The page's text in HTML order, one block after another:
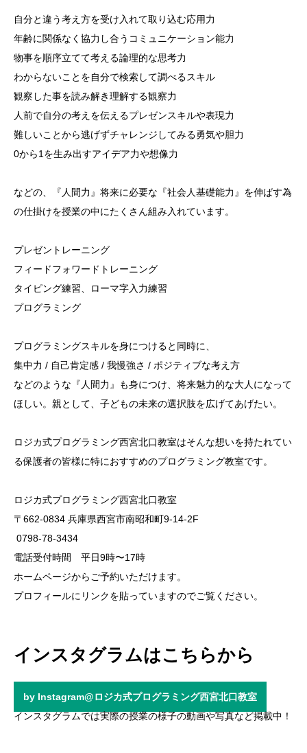
自分と違う考え方を受け入れて取り込む応用力
年齢に関係なく協力し合うコミュニケーション能力
物事を順序立てて考える論理的な思考力
わからないことを自分で検索して調べるスキル
観察した事を読み解き理解する観察力
人前で自分の考えを伝えるプレゼンスキルや表現力
難しいことから逃げずチャレンジしてみる勇気や胆力
0から1を生み出すアイデア力や想像力
などの、『人間力』将来に必要な『社会人基礎能力』を伸ばす為
の仕掛けを授業の中にたくさん組み入れています。
プレゼントレーニング
フィードフォワードトレーニング
タイピング練習、ローマ字入力練習
プログラミング
プログラミングスキルを身につけると同時に、
集中力 / 自己肯定感 / 我慢強さ / ポジティブな考え方
などのような『人間力』も身につけ、将来魅力的な大人になって
ほしい。親として、子どもの未来の選択肢を広げてあげたい。
ロジカ式プログラミング西宮北口教室はそんな想いを持たれてい
る保護者の皆様に特におすすめのプログラミング教室です。
ロジカ式プログラミング西宮北口教室
〒662-0834 兵庫県西宮市南昭和町9-14-2F
️ 0798-78-3434
電話受付時間 平日9時〜17時
ホームページからご予約いただけます。
プロフィールにリンクを貼っていますのでご覧ください。
インスタグラムはこちらから
by Instagram@ロジカ式プログラミング西宮北口教室
インスタグラムでは実際の授業の様子の動画や写真など掲載中！